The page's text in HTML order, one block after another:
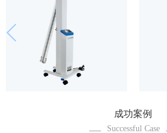
成功案例
Successful Case